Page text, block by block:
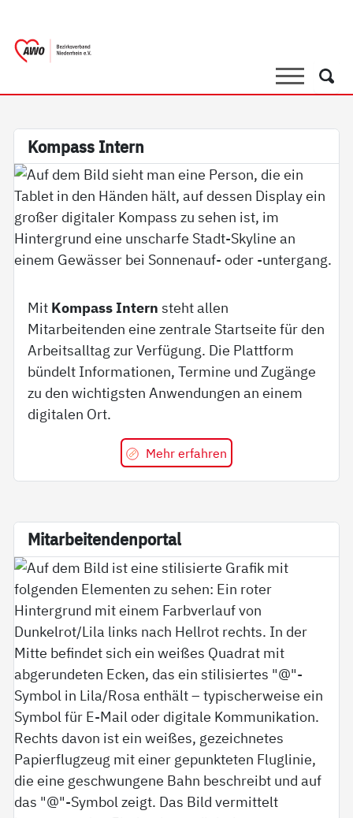
SucheSuche
Kom­pass In­tern
Mit Kompass Intern steht allen
Mitarbeitenden eine zentrale Startseite für den
Arbeitsalltag zur Verfügung. Die Plattform
bündelt Informationen, Termine und Zugänge
zu den wichtigsten Anwendungen an einem
digitalen Ort.
Mehr erfahren
Mit­ar­bei­ten­den­por­tal